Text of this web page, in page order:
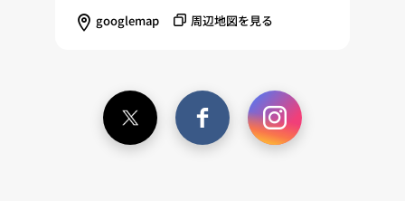
googlemap 周辺地図を見る